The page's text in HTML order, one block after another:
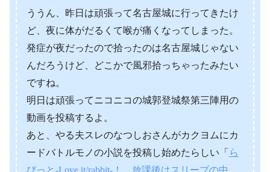
ううん、昨日は頑張って名古屋城に行ってきたけ
ど、夜に体がだるくて喉が痛くなってしまった。
発症が夜だったので拾ったのは名古屋城じゃない
んだろうけど、どこかで風邪拾っちゃったみたい
ですね。
明日は頑張ってニコニコの城郭登城祭第三陣用の
動画を投稿するよ。
あと、やる夫スレのなつしおさんがカクヨムにカ
ードバトルモノの小説を投稿し始めたらしい「 ら
びっと-Love it/rabbit-！ 放課後はスリーブの中